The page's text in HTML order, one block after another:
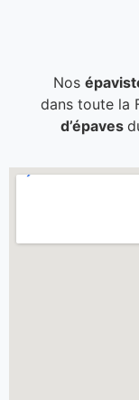
Nos
dans toute la
d’épaves